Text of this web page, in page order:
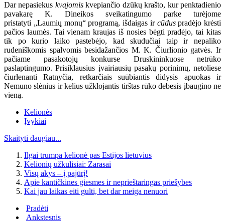
Dar nepasiekus kvajomiskvepiančio dzūkų krašto, kur penktadienio
pavakarę K. Dineikos sveikatingumo parke turėjome
pristatyti „Laumių monų“ programą, išdaigas ir cūduspradėjo krėsti
pačios laumės. Tai vienam kraujas iš nosies bėgti pradėjo, tai kitas
tik po kurio laiko pastebėjo, kad skudučiai taip ir nepaliko
rudeniškomis spalvomis besidažančios M. K. Čiurlionio gatvės. Ir
pačiame pasakotojų konkurse Druskininkuose netrūko
paslaptingumo. Prisiklausius įvairiausių pasakų porinimų, netoliese
čiurlenanti Ratnyčia, retkarčiais suūbiantis didysis apuokas ir
Nemuno slėnius ir kelius užklojantis tirštas rūko debesis įbaugino ne
vieną.
Kelionės
Įvykiai
Skaityti daugiau...
Ilgai trumpa kelionė pas Estijos lietuvius
Kelionių užkulisiai: Zarasai
Visų akys – į pajūrį!
Apie kantičkines giesmes ir neprieštaringas priešybes
Kai jau laikas eiti gulti, bet dar meiga nenuori
Pradėti
Ankstesnis